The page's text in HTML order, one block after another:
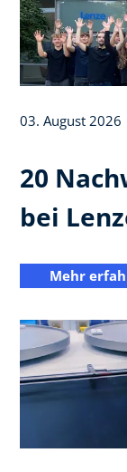
03. August 2026
20
bei
Mehr